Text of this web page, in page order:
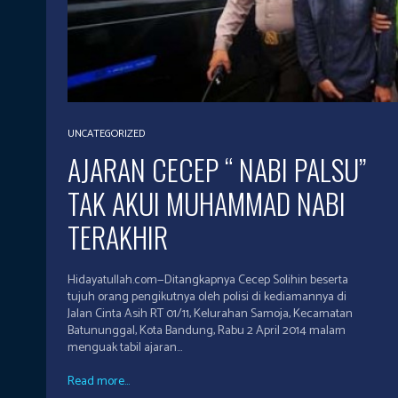
UNCATEGORIZED
AJARAN CECEP “ NABI PALSU”
TAK AKUI MUHAMMAD NABI
TERAKHIR
Hidayatullah.com—Ditangkapnya Cecep Solihin beserta
tujuh orang pengikutnya oleh polisi di kediamannya di
Jalan Cinta Asih RT 01/11, Kelurahan Samoja, Kecamatan
Batununggal, Kota Bandung, Rabu 2 April 2014 malam
menguak tabil ajaran...
Read more...